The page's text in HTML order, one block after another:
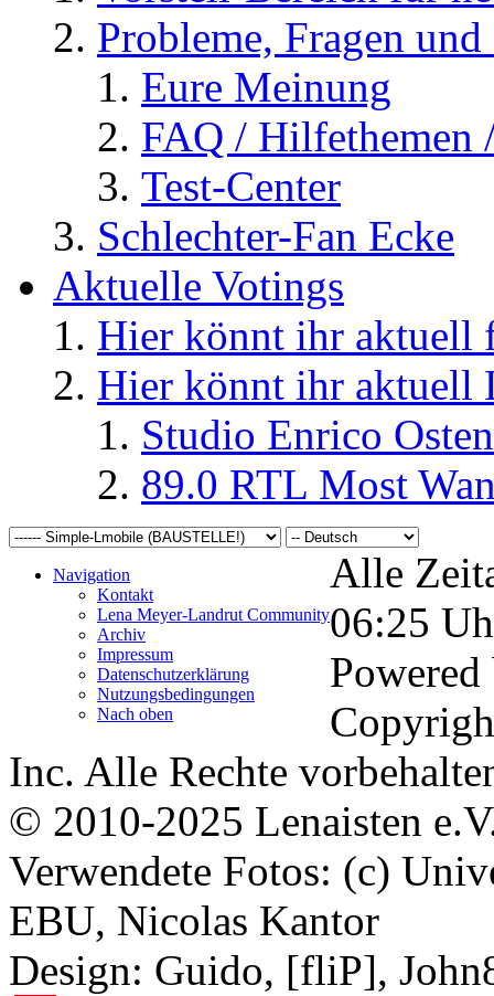
Probleme, Fragen
Eure Meinung
FAQ / Hilfethemen
Test-Center
Schlechter-Fan Ecke
Aktuelle Votings
Hier könnt ihr aktuell
Hier könnt ihr aktuell
Studio Enrico
89.0 RTL Most
Navigation
Kontakt
Lena Meyer-Landrut Community
Archiv
Impressum
Datenschutzerklärung
Nutzungsbedingungen
Nach oben
Alle
06:25
Inc. Alle Rechte
© 2010-2025 Lenaisten
Verwendete Fotos: (c)
EBU, Nicolas Kantor
Design: Guido, [fliP],